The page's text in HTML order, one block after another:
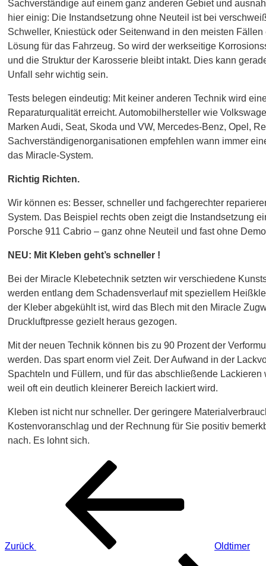
Sachverständige auf einem ganz anderen Gebiet und
hier einig: Die Instandsetzung ohne Neuteil ist bei
Schweller, Kniestück oder Seitenwand in den meisten
Lösung für das Fahrzeug. So wird der werkseitige
und die Struktur der Karosserie bleibt intakt. Dies kann
Unfall sehr wichtig sein.
Tests belegen eindeutig: Mit keiner anderen Technik wird
Reparaturqualität erreicht. Automobilhersteller wie
Marken Audi, Seat, Skoda und VW, Mercedes-Benz, Opel,
Sachverständigenorganisationen empfehlen wann immer
das Miracle-System.
Richtig Richten.
Wir können es: Besser, schneller und fachgerechter
System. Das Beispiel rechts oben zeigt die Instandsetzung
Porsche 911 Cabrio – ganz ohne Neuteil und fast ohne
NEU: Mit Kleben geht’s schneller !
Bei der Miracle Klebetechnik setzten wir verschiedene
werden entlang dem Schadensverlauf mit speziellem
der Kleber abgekühlt ist, wird das Blech mit den Miracle
Druckluftpresse gezielt heraus gezogen.
Mit der neuen Technik können bis zu 90 Prozent der
werden. Das spart enorm viel Zeit. Der Aufwand in der
Spachteln und Füllern, und für das abschließende Lackieren
weil oft ein deutlich kleinerer Bereich lackiert wird.
Kleben ist nicht nur schneller. Der geringere
Kostenvoranschlag und der Rechnung für Sie positiv
nach. Es lohnt sich.
Beitragsnavigation
Zurück
Oldtimer